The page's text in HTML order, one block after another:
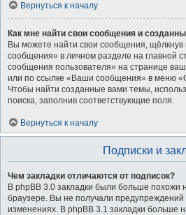
Вернуться к началу
Как мне найти свои сообщения и
Вы можете найти свои сообщения, щёлкнув
сообщения» в личном разделе на главной
сообщения пользователя» на странице
или по ссылке «Ваши сообщения» в меню
Чтобы найти созданные вами темы,
поиска, заполнив соответствующие поля.
Вернуться к началу
Подписки и
Чем закладки отличаются от подписок?
В phpBB 3.0 закладки были больше похожи
браузере. Вы не получали
изменениях. В phpBB 3.1 закладки больше